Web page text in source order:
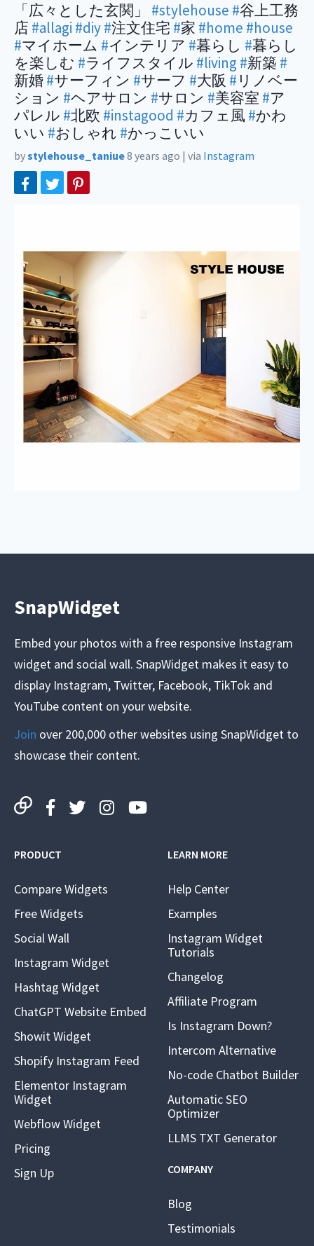
「広々とした玄関」 #stylehouse #谷上工務
店 #allagi #diy#注文住宅 #家 #home #house
#マイホーム #インテリア #暮らし #暮らし
を楽しむ #ライフスタイル #living #新築 #
新婚#サーフィン #サーフ #大阪 # リノベー
ション #ヘアサロン #サロン #美容室 #ア
パレル #北欧 #instagood #カフェ風 #かわ
いい #おしゃれ #かっこいい
bystylehouse_taniue8 years ago | via Instagram
SnapWidget
Embed your photos with a free responsive Instagram
widget and social wall. SnapWidget makes it easy to
display Instagram, Twitter, Facebook, TikTok and
YouTube content on your website.
Join over 200,000 other websites using SnapWidget to
showcase their content.
PRODUCT
Compare Widgets
Free Widgets
Social Wall
Instagram Widget
Hashtag Widget
ChatGPT Website Embed
Showit Widget
Shopify Instagram Feed
Elementor Instagram
Widget
Webflow Widget
Pricing
Sign Up
LEARN MORE
Help Center
Examples
Instagram Widget
Tutorials
Changelog
Affiliate Program
Is Instagram Down?
Intercom Alternative
No-code Chatbot Builder
Automatic SEO
Optimizer
LLMS TXT Generator
COMPANY
Blog
Testimonials